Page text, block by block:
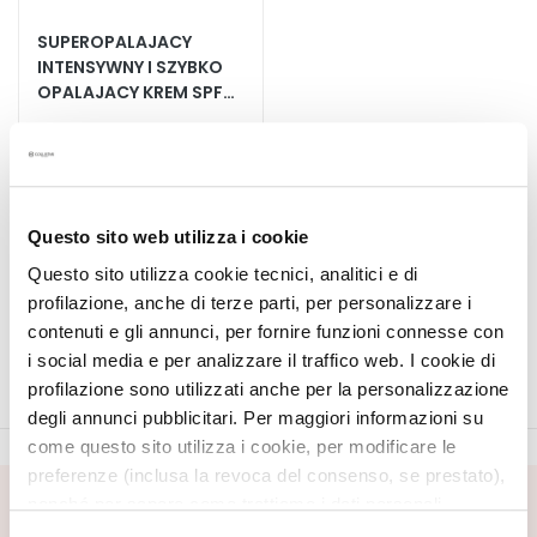
Questo sito web utilizza i cookie
Questo sito utilizza cookie tecnici, analitici e di
profilazione, anche di terze parti, per personalizzare i
contenuti e gli annunci, per fornire funzioni connesse con
i social media e per analizzare il traffico web. I cookie di
profilazione sono utilizzati anche per la personalizzazione
degli annunci pubblicitari. Per maggiori informazioni su
come questo sito utilizza i cookie, per modificare le
preferenze (inclusa la revoca del consenso, se prestato),
E
k
s
e
r
i
O
c
z
y
s
z
c
z
a
SUPEROPALAJACY
INTENSYWNY I SZYBKO
OPALAJACY KREM SPF
opalanie i mniej
5,0/5
1
ZAPISZ SIĘ DO NEWSLETTERA